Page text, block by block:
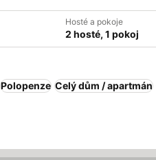
Hosté a pokoje
2 hosté, 1 pokoj
Polopenze Celý dům / apartmán